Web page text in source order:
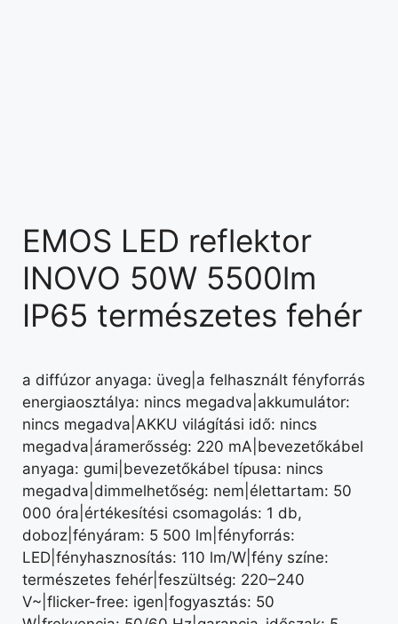
EMOS LED reflektor
INOVO 50W 5500lm
IP65 természetes fehér
a diffúzor anyaga: üveg|a felhasznált fényforrás
energiaosztálya: nincs megadva|akkumulátor:
nincs megadva|AKKU világítási idő: nincs
megadva|áramerősség: 220 mA|bevezetőkábel
anyaga: gumi|bevezetőkábel típusa: nincs
megadva|dimmelhetőség: nem|élettartam: 50
000 óra|értékesítési csomagolás: 1 db,
doboz|fényáram: 5 500 lm|fényforrás:
LED|fényhasznosítás: 110 lm/W|fény színe:
természetes fehér|feszültség: 220–240
V~|flicker-free: igen|fogyasztás: 50